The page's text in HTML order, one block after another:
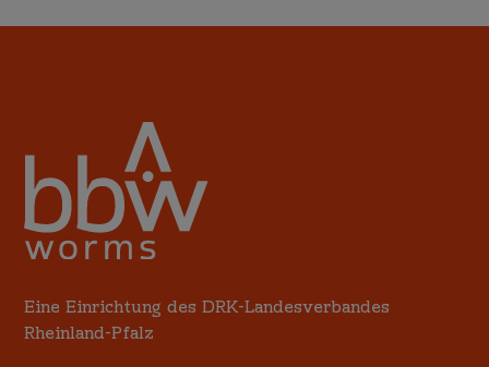
Eine Einrichtung des DRK-Landesverbandes
Rheinland-Pfalz